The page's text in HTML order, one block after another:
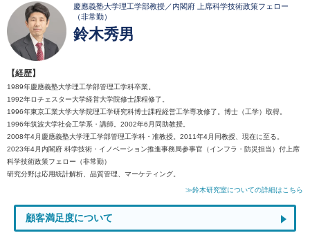
慶應義塾大学理工学部教授／内閣府 上席科学技術政策フェロー
（非常勤）
鈴木秀男
【経歴】
1989年慶應義塾大学理工学部管理工学科卒業。
1992年ロチェスター大学経営大学院修士課程修了。
1996年東京工業大学大学院理工学研究科博士課程経営工学専攻修了。博士（工学）取得。
1996年筑波大学社会工学系・講師。2002年6月同助教授。
2008年4月慶應義塾大学理工学部管理工学科・准教授。2011年4月同教授、現在に至る。
2023年4月内閣府 科学技術・イノベーション推進事務局参事官（インフラ・防災担当）付上席
科学技術政策フェロー（非常勤）
研究分野は応用統計解析、品質管理、マーケティング。
≫鈴木研究室についての詳細はこちら
顧客満足度について